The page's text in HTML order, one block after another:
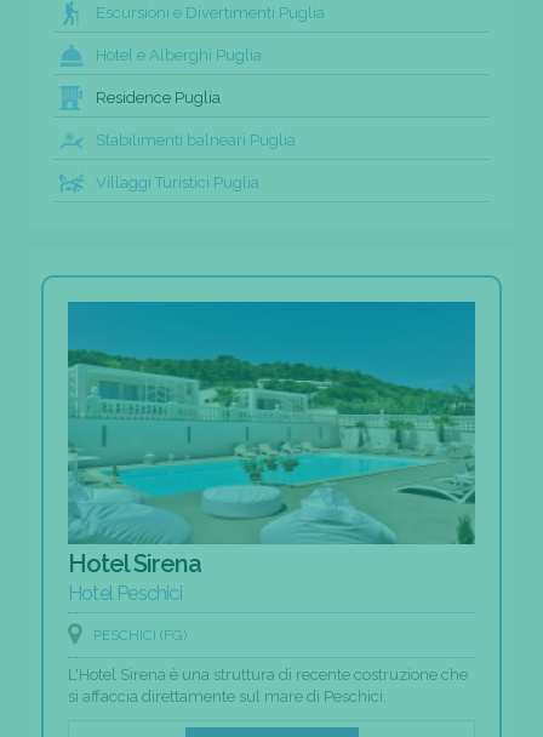
Escursioni e Divertimenti Puglia
Hotel e Alberghi Puglia
Residence Puglia
Stabilimenti balneari Puglia
Villaggi Turistici Puglia
Hotel Sirena
Hotel Peschici
PESCHICI (FG)
L'Hotel Sirena è una struttura di recente costruzione che
si affaccia direttamente sul mare di Peschici.